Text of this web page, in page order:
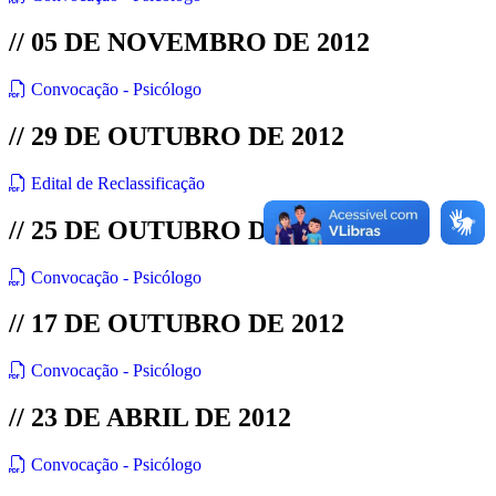
// 05 DE NOVEMBRO DE 2012
Convocação - Psicólogo
// 29 DE OUTUBRO DE 2012
Edital de Reclassificação
// 25 DE OUTUBRO DE 2012
Convocação - Psicólogo
// 17 DE OUTUBRO DE 2012
Convocação - Psicólogo
// 23 DE ABRIL DE 2012
Convocação - Psicólogo